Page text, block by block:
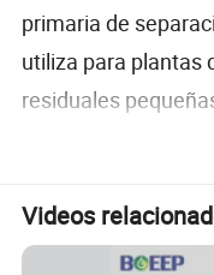
primaria de
utiliza para plantas
residuales
algunos
60% de los asuntos
Videos